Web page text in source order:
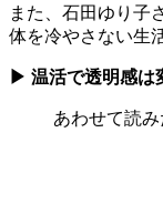
また、石田ゆり子
体を冷やさない生
▶ 温活で透明感は
あわせて読み